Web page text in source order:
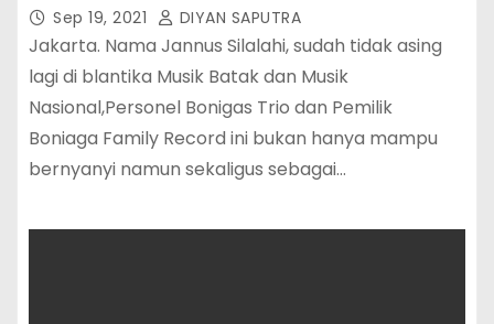
Sep 19, 2021 DIYAN SAPUTRA
Jakarta. Nama Jannus Silalahi, sudah tidak asing
lagi di blantika Musik Batak dan Musik
Nasional,Personel Bonigas Trio dan Pemilik
Boniaga Family Record ini bukan hanya mampu
bernyanyi namun sekaligus sebagai…